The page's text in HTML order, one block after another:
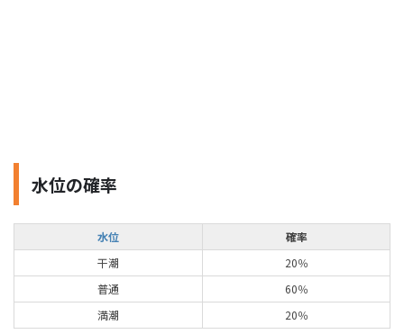
水位の確率
水位
確率
干潮
20％
普通
60％
満潮
20％